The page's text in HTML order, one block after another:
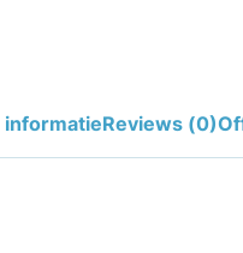
informatieReviews (0)